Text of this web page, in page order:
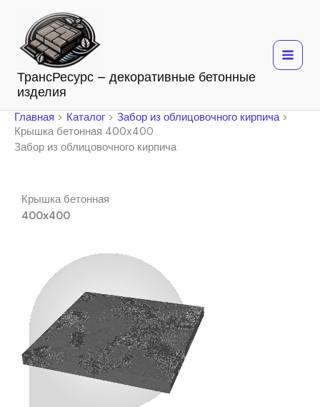
содержимому
ТрансРесурс – декоративные бетонные
изделия
Главная Каталог
Забор из облицовочного кирпича
Крышка бетонная 400х400
Забор из облицовочного кирпича
Крышка бетонная
400х400